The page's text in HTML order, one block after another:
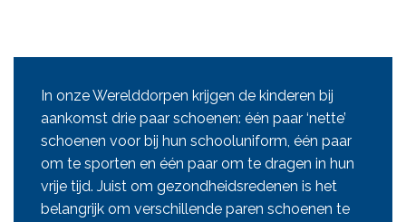
In onze Werelddorpen krijgen de kinderen bij
aankomst drie paar schoenen: één paar ‘nette’
schoenen voor bij hun schooluniform, één paar
om te sporten en één paar om te dragen in hun
vrije tijd. Juist om gezondheidsredenen is het
belangrijk om verschillende paren schoenen te